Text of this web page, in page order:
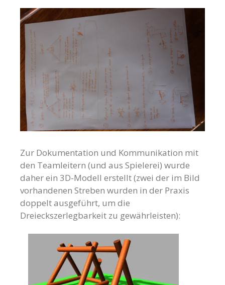
Zur Dokumentation und Kommunikation mit
den Teamleitern (und aus Spielerei) wurde
daher ein 3D-Modell erstellt (zwei der im Bild
vorhandenen Streben wurden in der Praxis
doppelt ausgeführt, um die
Dreieckszerlegbarkeit zu gewährleisten):